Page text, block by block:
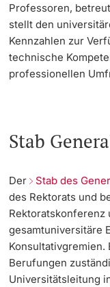
Notfall & Beratung
Kontakt & Anfahrt
Professoren,
stellt den
Kennzahlen zur
technische
professionellen
Stab
Der Stab des
des Rektorats und
Rektoratskonferenz
gesamtuniversitäre
Konsultativgremien.
Berufungen
Universitätsleitung